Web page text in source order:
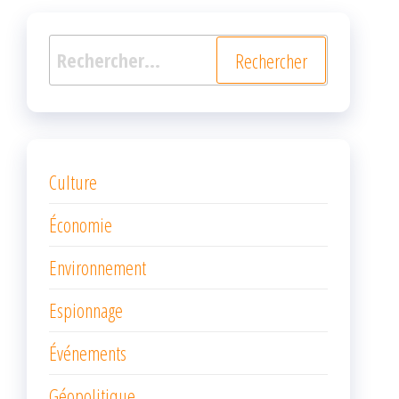
Rechercher :
Culture
Économie
Environnement
Espionnage
Événements